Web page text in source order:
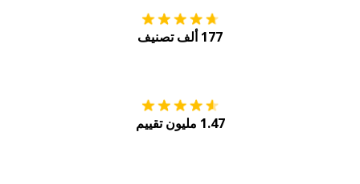
177 ألف تصنيف
1.47 مليون تقييم